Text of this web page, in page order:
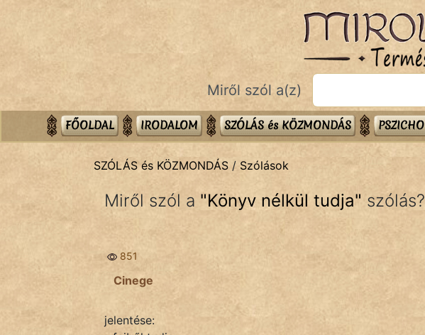
Bibliai
Közmondások
Szóláscsoportok
Miről szól a(z)
FŐOLDAL IRODALOM SZÓLÁS és KÖZMONDÁS PSZICHO
SZÓLÁS és KÖZMONDÁS / Szólások
Miről szól a "Könyv nélkül tudja" szólás?
851
Cinege
jelentése: